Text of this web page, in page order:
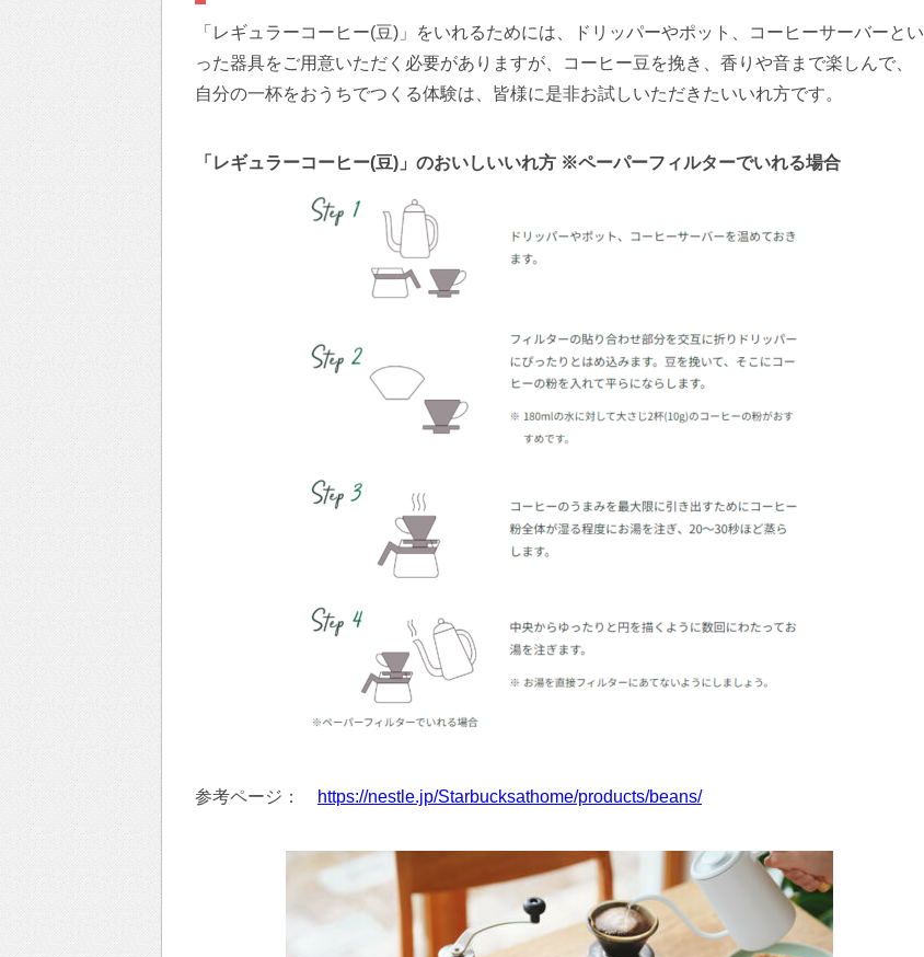
「レギュラーコーヒー(豆)」をいれるためには、ドリッパーやポット、コーヒーサーバーとい
った器具をご用意いただく必要がありますが、コーヒー豆を挽き、香りや音まで楽しんで、
自分の一杯をおうちでつくる体験は、皆様に是非お試しいただきたいいれ方です。
「レギュラーコーヒー(豆)」のおいしいいれ方 ※ペーパーフィルターでいれる場合
参考ページ： https://nestle.jp/Starbucksathome/products/beans/